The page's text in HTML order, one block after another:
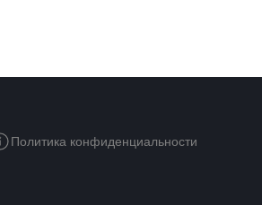
Политика конфиденциальности